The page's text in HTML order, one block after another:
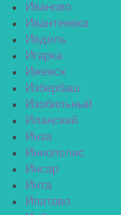
Иваново
Ивантеевка
Ивдель
Игарка
Ижевск
Избербаш
Изобильный
Иланский
Инза
Иннополис
Инсар
Инта
Ипатово